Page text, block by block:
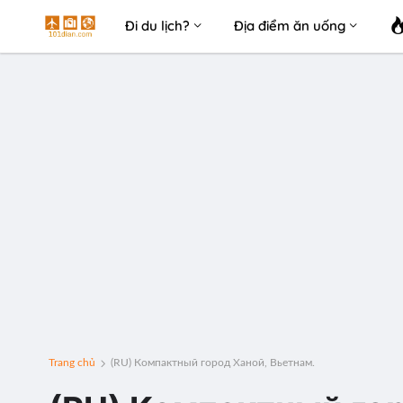
Đi du lịch? Địa điểm ăn uống
Trang chủ (RU) Компактный город Ханой, Вьетнам.